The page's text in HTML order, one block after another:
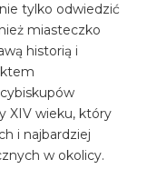
tylko odwiedzić
miasteczko
historią i
XIV wieku, który
i najbardziej
w okolicy.